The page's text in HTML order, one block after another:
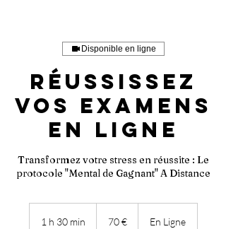
Disponible en ligne
Réussissez
vos examens
En Ligne
Transformez votre stress en réussite : Le
protocole "Mental de Gagnant" A Distance
1 h 30 min 70 € En Ligne